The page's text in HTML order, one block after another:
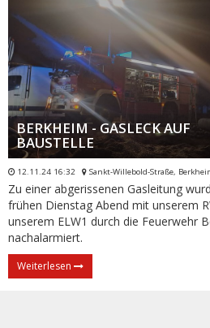
BERKHEIM - GASLECK AUF
BAUSTELLE
12.11.24 16:32 Sankt-Willebold-Straße,
Zu einer abgerissenen Gasleitung
frühen Dienstag Abend mit unserem
unserem ELW1 durch die Feuerwehr
nachalarmiert.
Weiterlesen